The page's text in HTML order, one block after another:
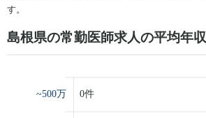
す。
島根県の常勤医師求人の平均年収